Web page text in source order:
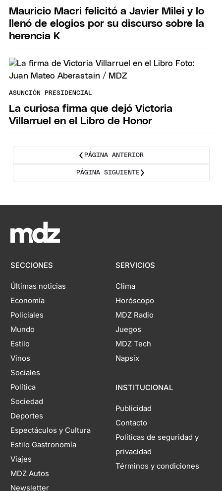
Mauricio Macri felicitó a Javier Milei y lo
llenó de elogios por su discurso sobre la
herencia K
ASUNCIÓN PRESIDENCIAL
La curiosa firma que dejó Victoria
Villarruel en el Libro de Honor
PÁGINA ANTERIOR
PÁGINA SIGUIENTE
SECCIONES
Últimas noticias
Economía
Policiales
Mundo
Estilo
Vinos
Sociales
Política
Sociedad
Deportes
Espectáculos y Cultura
Estilo Gastronomía
Viajes
MDZ Autos
Newsletter
SERVICIOS
Clima
Horóscopo
MDZ Radio
Juegos
MDZ Tech
Napsix
INSTITUCIONAL
Publicidad
Contacto
Políticas de seguridad y
privacidad
Términos y condiciones